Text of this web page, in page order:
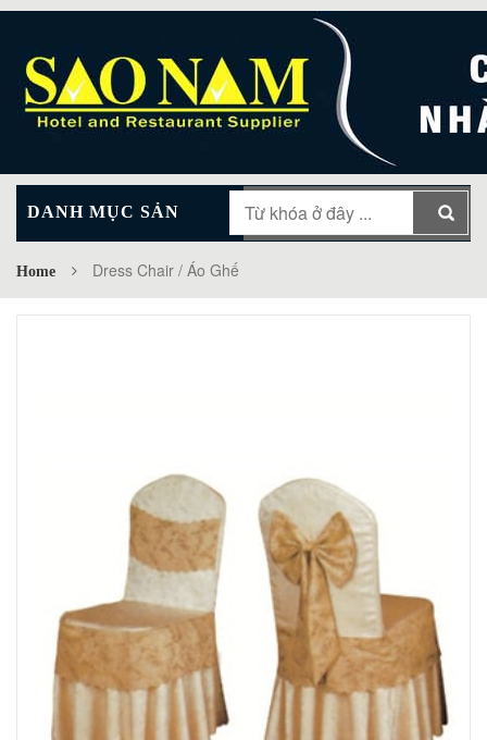
DANH MỤC SẢN
PHẨM
MAIN MENU
Home Dress Chair / Áo Ghế